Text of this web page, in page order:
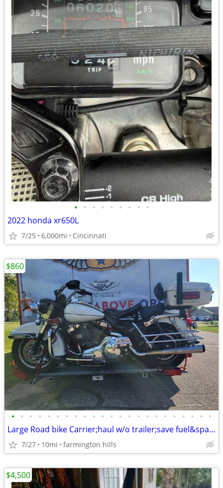
• • • • • • • • •
2022 honda xr650L
7/25 6,000mi Cincinnati
• • • • • • • • • • • • • • • • • • • • • • •
Large Road bike Carrier;haul w/o trailer;save fuel&space:hd,ktm,bmw
7/27 10mi farmington hills
$860
$4,500